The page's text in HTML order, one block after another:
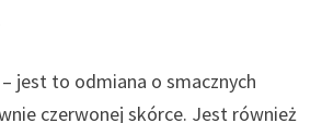
jest to odmiana o smacznych
czerwonej skórce. Jest również